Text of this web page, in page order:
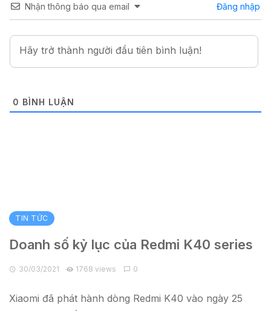
Nhận thông báo qua email Đăng nhập
0 BÌNH LUẬN
TIN TỨC
Doanh số kỷ lục của Redmi K40 series
30/03/2021 1768 views 0
Xiaomi đã phát hành dòng Redmi K40 vào ngày 25